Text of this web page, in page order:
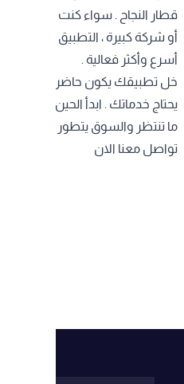
قطار النجاح . سواء كنت صاحب
أو شركة كبيرة ، التطبيق الذكي
أسرع وأكثر فعالية .
خل تطبيقك يكون حاضر في جيب كل
يحتاج خدماتك . ابدأ الحين ولا تأجل ،
ما تنتظر والسوق يتطور كل يوم .
تواصل معنا الان